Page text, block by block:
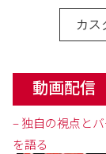
カス
動画配信
– 独自の視点と
を語る